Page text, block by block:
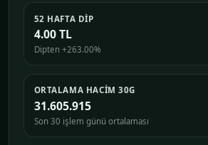
52 HAFTA DIP
4.00 TL
Dipten +263.00%
ORTALAMA HACIM 30G
31.605.915
Son 30 işlem günü ortalaması